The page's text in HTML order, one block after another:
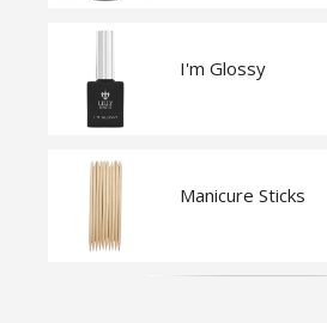
I'm Glossy
Manicure Sticks